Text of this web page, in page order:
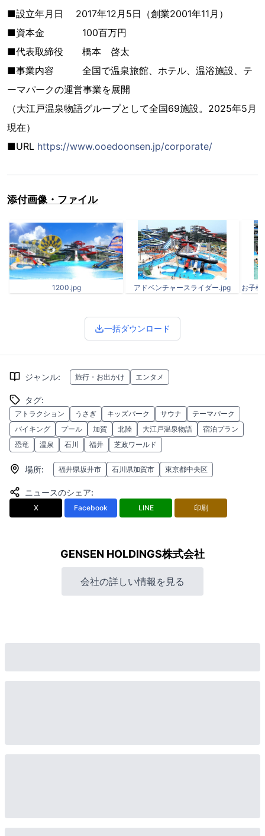
■設立年月日 2017年12月5日（創業2001年11月）
■資本金 100百万円
■代表取締役 橋本 啓太
■事業内容 全国で温泉旅館、ホテル、温浴施設、テ
ーマパークの運営事業を展開
（大江戸温泉物語グループとして全国69施設。2025年5月
現在）
■URL https://www.ooedoonsen.jp/corporate/
添付画像・ファイル
1200.jpg アドベンチャースライダー.jpg
一括ダウンロード
ジャンル: 旅行・お出かけ エンタメ
タグ:
アトラクション うさぎ キッズパーク サウナ
テーマパーク
バイキング
プール 加賀 北陸 大江戸温泉物語
宿泊プラン
恐竜
温泉 石川 福井 芝政ワールド
場所: 福井県坂井市 石川県加賀市 東京都中央区
ニュースのシェア:
X Facebook LINE 印刷
GENSEN HOLDINGS株式会社
会社の詳しい情報を見る